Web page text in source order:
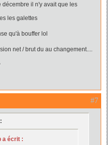
décembre il n'y avait que les
les galettes
qu'à bouffer lol
net / brut du au changement....
#7
a écrit :